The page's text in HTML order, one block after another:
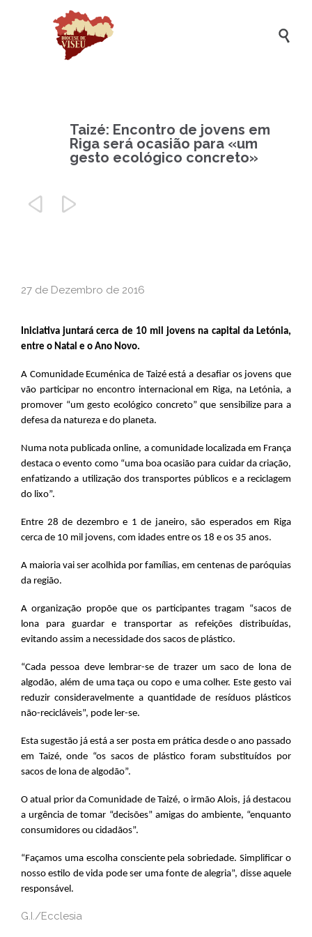

Taizé: Encontro de jovens em
Riga será ocasião para «um
gesto ecológico concreto»
 
27 de Dezembro de 2016
Iniciativa juntará cerca de 10 mil jovens na capital da Letónia,
entre o Natal e o Ano Novo.
A Comunidade Ecuménica de Taizé está a desafiar os jovens que
vão participar no encontro internacional em Riga, na Letónia, a
promover “um gesto ecológico concreto” que sensibilize para a
defesa da natureza e do planeta.
Numa nota publicada online, a comunidade localizada em França
destaca o evento como “uma boa ocasião para cuidar da criação,
enfatizando a utilização dos transportes públicos e a reciclagem
do lixo”.
Entre 28 de dezembro e 1 de janeiro, são esperados em Riga
cerca de 10 mil jovens, com idades entre os 18 e os 35 anos.
A maioria vai ser acolhida por famílias, em centenas de paróquias
da região.
A organização propõe que os participantes tragam “sacos de
lona para guardar e transportar as refeições distribuídas,
evitando assim a necessidade dos sacos de plástico.
“Cada pessoa deve lembrar-se de trazer um saco de lona de
algodão, além de uma taça ou copo e uma colher. Este gesto vai
reduzir consideravelmente a quantidade de resíduos plásticos
não-recicláveis”, pode ler-se.
Esta sugestão já está a ser posta em prática desde o ano passado
em Taizé, onde “os sacos de plástico foram substituídos por
sacos de lona de algodão”.
O atual prior da Comunidade de Taizé, o irmão Alois, já destacou
a urgência de tomar “decisões” amigas do ambiente, “enquanto
consumidores ou cidadãos”.
“Façamos uma escolha consciente pela sobriedade. Simplificar o
nosso estilo de vida pode ser uma fonte de alegria”, disse aquele
responsável.
G.I./Ecclesia